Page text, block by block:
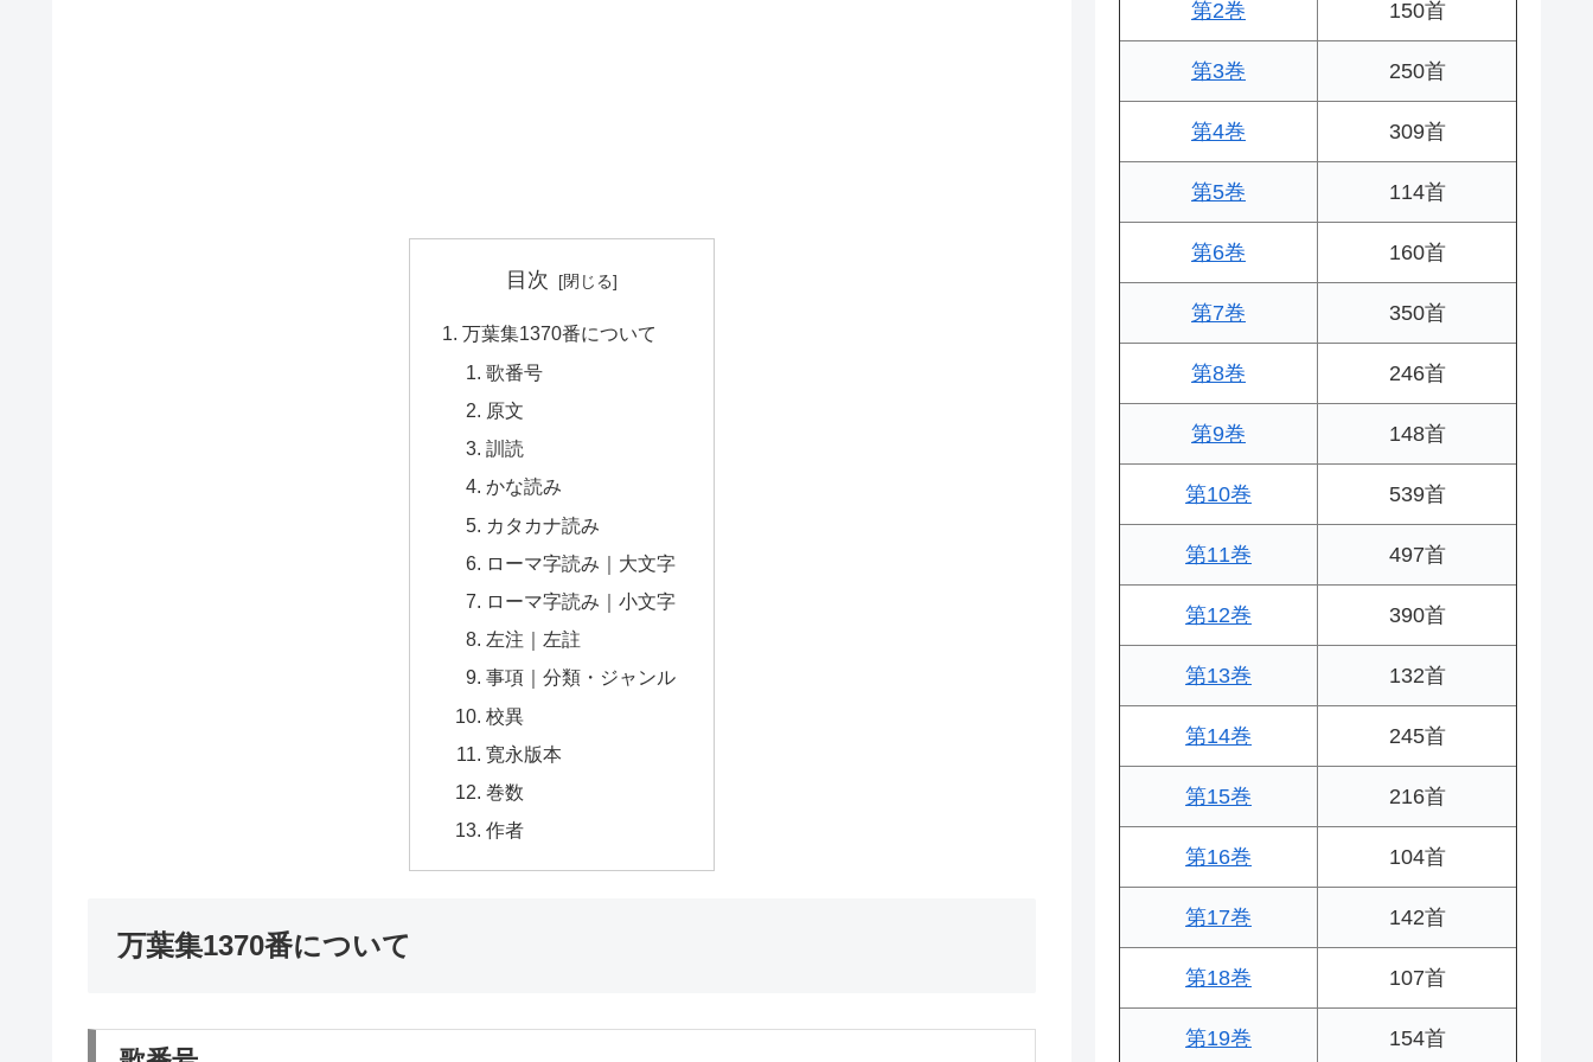
目次
万葉集1370番について
歌番号
原文
訓読
かな読み
カタカナ読み
ローマ字読み｜大文字
ローマ字読み｜小文字
左注｜左註
事項｜分類・ジャンル
校異
寛永版本
巻数
作者
万葉集1370番について
第2巻 150首
第3巻 250首
第4巻 309首
第5巻 114首
第6巻 160首
第7巻 350首
第8巻 246首
第9巻 148首
第10巻 539首
第11巻 497首
第12巻 390首
第13巻 132首
第14巻 245首
第15巻 216首
第16巻 104首
第17巻 142首
第18巻 107首
第19巻 154首